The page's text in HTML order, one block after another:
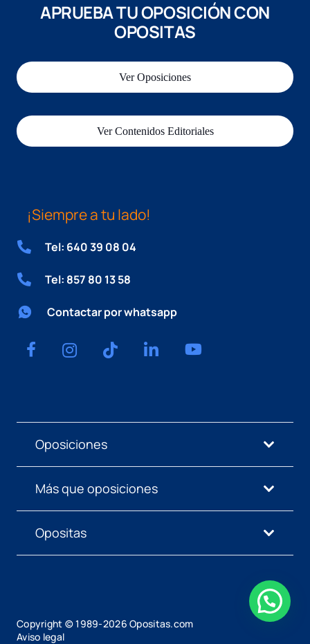
APRUEBA TU OPOSICIÓN CON
OPOSITAS
Ver Oposiciones
Ver Contenidos Editoriales
¡Siempre a tu lado!
Tel: 640 39 08 04
Tel: 857 80 13 58
Contactar por whatsapp
Oposiciones
Más que oposiciones
Opositas
Copyright © 1989-2026 Opositas.com
Aviso legal